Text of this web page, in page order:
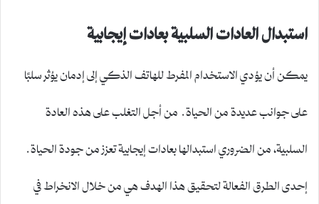
استبدال العادات السلبية بعادات إيجابية
يمكن أن يؤدي الاستخدام المفرط للهاتف الذكي إلى إدمان يؤثر سلبًا
على جوانب عديدة من الحياة. من أجل التغلب على هذه العادة
السلبية، من الضروري استبدالها بعادات إيجابية تعزز من جودة الحياة.
إحدى الطرق الفعالة لتحقيق هذا الهدف هي من خلال الانخراط في